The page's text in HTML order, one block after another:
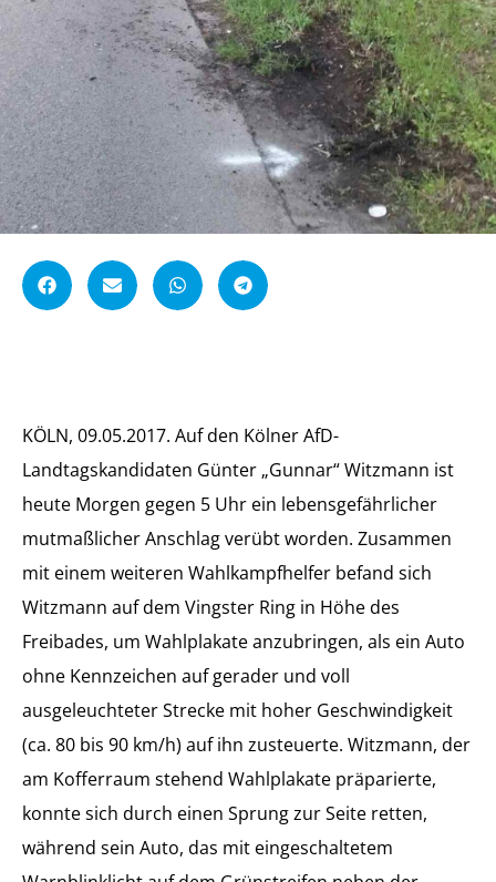
KÖLN, 09.05.2017. Auf den Kölner AfD-
Landtagskandidaten Günter „Gunnar“ Witzmann ist
heute Morgen gegen 5 Uhr ein lebensgefährlicher
mutmaßlicher Anschlag verübt worden. Zusammen
mit einem weiteren Wahlkampfhelfer befand sich
Witzmann auf dem Vingster Ring in Höhe des
Freibades, um Wahlplakate anzubringen, als ein Auto
ohne Kennzeichen auf gerader und voll
ausgeleuchteterStrecke mit hoher Geschwindigkeit
(ca. 80 bis 90 km/h) auf ihn zusteuerte. Witzmann, der
am Kofferraum stehend Wahlplakate präparierte,
konnte sich durch einen Sprung zur Seite retten,
während sein Auto, das mit eingeschaltetem